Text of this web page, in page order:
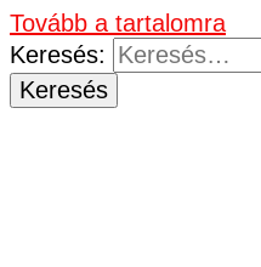
Tovább a tartalomra
Keresés: